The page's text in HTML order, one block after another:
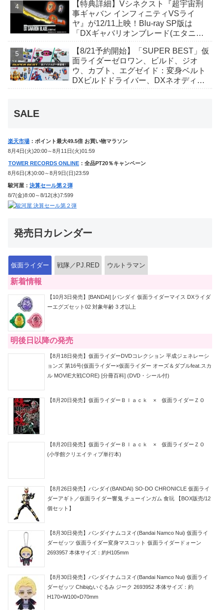
【特典詳細】Vシネクスト『超宇宙刑
事ギャバン インフィニティVSライ
ヤ』が12/11上映！Blu-ray SP版は
「DXギャバリオンブレード(エタニテ
か豪華特典付き！
【8/21予約開始】「SUPER BEST」仮
面ライダーゼロワン、ビルド、ジオ
ウ、カブト、エグゼイド：変身ベルト
DXビルドドライバー、DXネオディケ
SALE
楽天市場 ：ポイント最大49.5倍 お買い物マラソン
8月4日(火)20:00～8月11日(火)01:59
TOWER RECORDS ONLINE ：全品PT20％キャンペーン
8月6日(木)0:00～8月9日(日)23:59
駿河屋： 決算セール第２弾
8/7(金)8:00～8/12(水)7:599
発売日カレンダー
仮面ライダー 戦隊／PJ.RED ウルトラマン
新着情報
【10月3日発売】[BANDAI] [バンダイ 仮面ライダーマイス DXライダ
ーエグズセット02 対象年齢 3 才以上
明後日以降の発売
【8月18日発売】仮面ライダーDVDコレクション 平成ジェネレーシ
ョンズ 第16号(仮面ライダー×仮面ライダー オーズ＆ダブルfeat.スカ
ル MOVIE大戦CORE) [分冊百科] (DVD・シール付)
【8月20日発売】仮面ライダーＢｌａｃｋ × 仮面ライダーＺＯ
【8月20日発売】仮面ライダーＢｌａｃｋ × 仮面ライダーＺＯ
(小学館クリエイティブ単行本)
【8月26日発売】バンダイ(BANDAI) SO-DO CHRONICLE 仮面ライ
ダーアギト／仮面ライダー響鬼 チューインガム 食玩 【BOX販売/12
個セット】
【8月30日発売】バンダイナムコヌイ(Bandai Namco Nui) 仮面ライ
ダーゼッツ 仮面ライダー変身マスコット 仮面ライダードォーン
2693957 本体サイズ：約H105mm
【8月30日発売】バンダイナムコヌイ(Bandai Namco Nui) 仮面ライ
ダーゼッツ Chibiぬいぐるみ ジーク 2693952 本体サイズ：約
H170×W100×D70mm